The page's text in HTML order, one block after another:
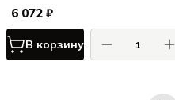
6 072 ₽
В корзину